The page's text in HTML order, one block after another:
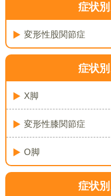
症状別
変形性股関節症
症状別
X脚
変形性膝関節症
O脚
症状別